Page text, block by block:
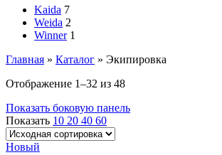
Kaida 7
Weida 2
Winner 1
Главная » Каталог » Экипировка
Отображение 1–32 из 48
Показать боковую панель
Показать 10 20 40 60
Новый